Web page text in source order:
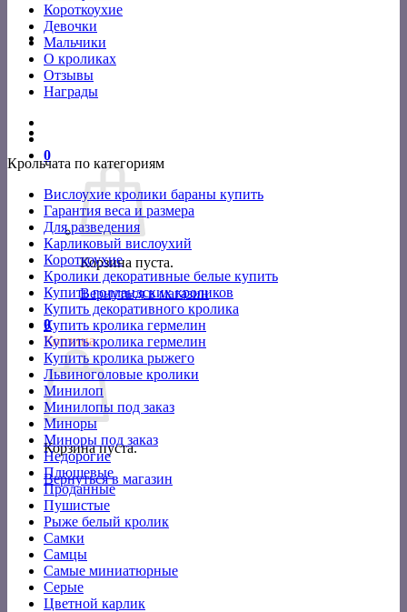
Короткоухие
Девочки
Мальчики
О кроликах
Отзывы
Награды
0
Корзина пуста.
Вернуться в магазин
0
Корзина
Корзина пуста.
Вернуться в магазин
Крольчата по категориям
Вислоухие кролики бараны купить
Гарантия веса и размера
Для разведения
Карликовый вислоухий
Короткоухие
Кролики декоративные белые купить
Купить голландских кроликов
Купить декоративного кролика
Купить кролика гермелин
Купить кролика гермелин
Купить кролика рыжего
Львиноголовые кролики
Минилоп
Минилопы под заказ
Миноры
Миноры под заказ
Недорогие
Плюшевые
Проданные
Пушистые
Рыже белый кролик
Самки
Самцы
Самые миниатюрные
Серые
Цветной карлик